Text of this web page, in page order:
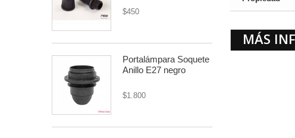
$450
Portalámpara Soquete
Anillo E27 negro
$1.800
MÁS